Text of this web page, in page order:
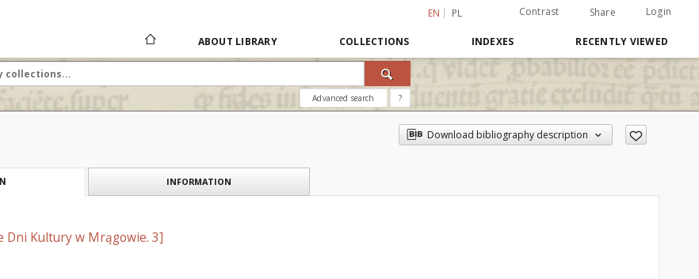
EN PL Contrast Share Login
ABOUT LIBRARY COLLECTIONS INDEXES RECENTLY VIEWED
Advanced search ?
Download bibliography description
INFORMATION
Dni Kultury w Mrągowie. 3]